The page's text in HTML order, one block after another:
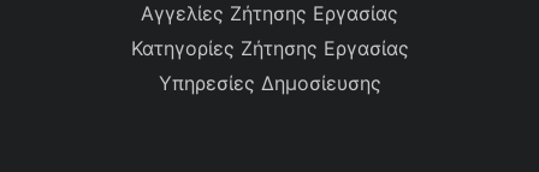
Αγγελίες Ζήτησης Εργασίας
Κατηγορίες Ζήτησης Εργασίας
Υπηρεσίες Δημοσίευσης